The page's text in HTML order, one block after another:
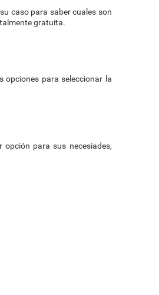
caso para saber cuales son
gratuita.
opciones para seleccionar la
opción para sus necesiades,